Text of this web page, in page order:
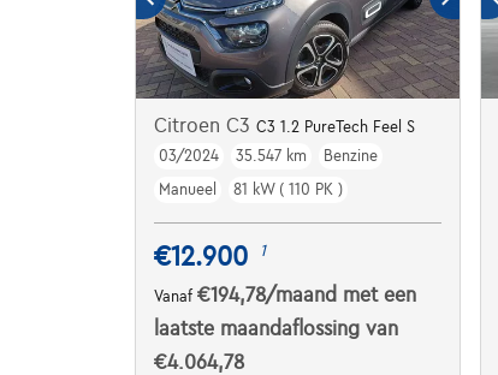
Citroen C3 C3 1.2 PureTech Feel S
03/2024
35.547 km
Benzine
Manueel
81 kW ( 110 PK )
€12.900 1
Vanaf €194,78/maand met een
laatste maandaflossing van
€4.064,78